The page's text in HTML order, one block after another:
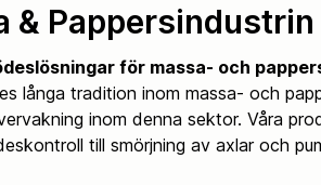
& Pappersindustrin
för massa- och
långa tradition inom massa- och
inom denna sektor. Våra
till smörjning av axlar och